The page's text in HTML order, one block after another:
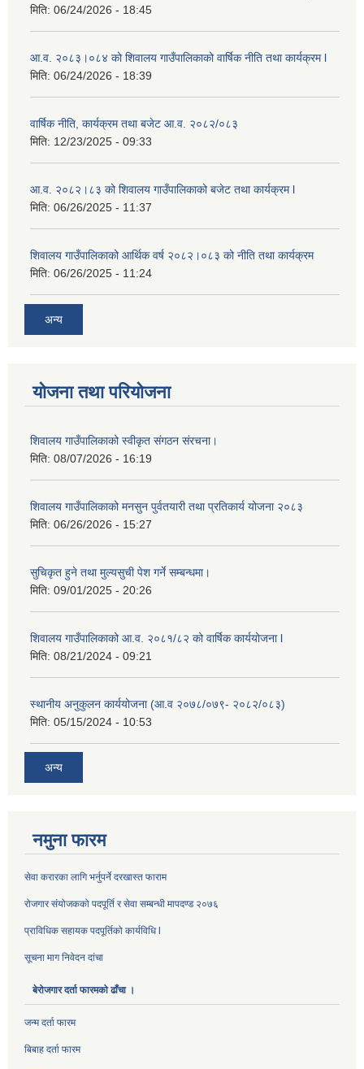
मिति: 06/24/2026 - 18:45
आ.व. २०८३।०८४ को शिवालय गाउँपालिकाको वार्षिक नीति तथा कार्यक्रम l
मिति: 06/24/2026 - 18:39
वार्षिक नीति, कार्यक्रम तथा बजेट आ.व. २०८२/०८३
मिति: 12/23/2025 - 09:33
आ.व. २०८२।८३ को शिवालय गाउँपालिकाको बजेट तथा कार्यक्रम l
मिति: 06/26/2025 - 11:37
शिवालय गाउँपालिकाको आर्थिक वर्ष २०८२।०८३ को नीति तथा कार्यक्रम
मिति: 06/26/2025 - 11:24
अन्य
योजना तथा परियोजना
शिवालय गाउँपालिकाको स्वीकृत संगठन संरचना।
मिति: 08/07/2026 - 16:19
शिवालय गाउँपालिकाको मनसुन पुर्वतयारी तथा प्रतिकार्य योजना २०८३
मिति: 06/26/2026 - 15:27
सुचिकृत हुने तथा मुल्यसुची पेश गर्ने सम्बन्धमा।
मिति: 09/01/2025 - 20:26
शिवालय गाउँपालिकाको आ.व. २०८१/८२ को वार्षिक कार्ययोजना l
मिति: 08/21/2024 - 09:21
स्थानीय अनुकुलन कार्ययोजना (आ.व २०७८/०७९- २०८२/०८३)
मिति: 05/15/2024 - 10:53
अन्य
नमुना फारम
सेवा करारका लागि भर्नुपर्ने दरखास्त फाराम
रोजगार संयोजकको पदपूर्ति र सेवा सम्बन्धी मापदण्ड २०७६
प्राविधिक सहायक पदपूर्तिको कार्यविधि l
सूचना माग निवेदन दांचा
बेरोजगार दर्ता फारमको ढाँचा ।
जन्म दर्ता फारम
बिबाह दर्ता फारम